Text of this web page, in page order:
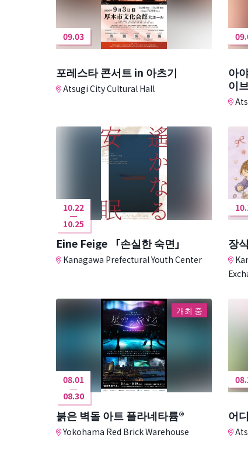
09.03
포레스타 콘서트 in 아츠기
Atsugi City Cultural Hall
아
이
10.22
10.25
Eine Feige 「손실한 숙면」
Kanagawa Prefectural Youth Center
장
개최 중
08.01
08.30
붉은 벽돌 아트 플라네타륨®
Yokohama Red Brick Warehouse
어